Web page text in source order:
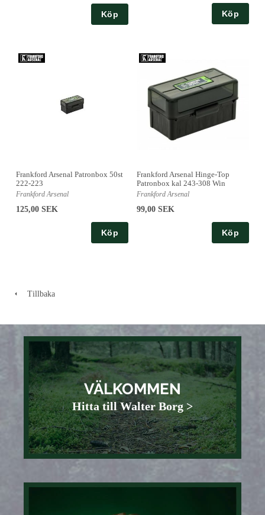
Köp Köp
Frankford Arsenal Patronbox 50st
222-223
Frankford Arsenal
125,00 SEK
Köp
Frankford Arsenal Hinge-Top
Patronbox kal 243-308 Win
Frankford Arsenal
99,00 SEK
Köp
Tillbaka
VÄLKOMMEN
Hitta till Walter Borg >